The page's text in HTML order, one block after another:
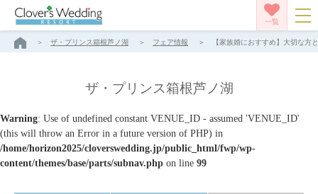
一覧
ザ・プリンス箱根芦ノ湖 フェア情報 【家族婚におすすめ】大切な方
ザ・プリンス箱根芦ノ湖
Warning: Use of undefined constant VENUE_ID - assumed 'VENUE_ID'
(this will throw an Error in a future version of PHP) in
/home/horizon2025/cloverswedding.jp/public_html/fwp/wp-
content/themes/base/parts/subnav.php on line 99